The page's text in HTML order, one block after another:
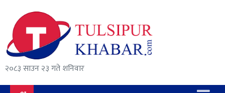
२०८३ साउन २३ गते शनिवार
समाचार
राजनीति
सुरक्षा/
अपराध